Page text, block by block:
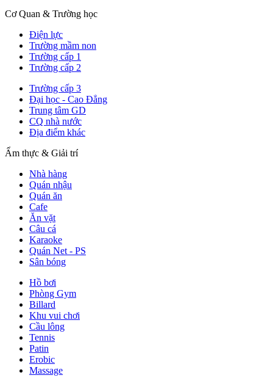
Cơ Quan & Trường học
Điện lực
Trường mầm non
Trường cấp 1
Trường cấp 2
Trường cấp 3
Đại học - Cao Đẳng
Trung tâm GD
CQ nhà nước
Địa điểm khác
Ẩm thực & Giải trí
Nhà hàng
Quán nhậu
Quán ăn
Cafe
Ăn vặt
Câu cá
Karaoke
Quán Net - PS
Sân bóng
Hồ bơi
Phòng Gym
Billard
Khu vui chơi
Cầu lông
Tennis
Patin
Erobic
Massage